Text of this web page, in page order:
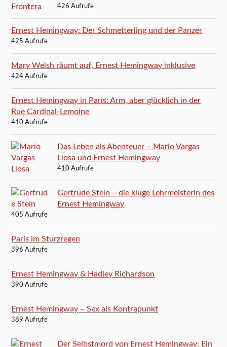
426 Aufrufe
Ernest Hemingway: Der Schmetterling und der Panzer
425 Aufrufe
Mary Welsh räumt auf, Ernest Hemingway inklusive
424 Aufrufe
Ernest Hemingway in Paris: Arm, aber glücklich in der
Rue Cardinal-Lemoine
410 Aufrufe
Das Leben als Abenteuer – Mario Vargas
Llosa und Ernest Hemingway
410 Aufrufe
Gertrude Stein – die kluge Lehrmeisterin des
Ernest Hemingway
405 Aufrufe
Paris im Sturzregen
396 Aufrufe
Ernest Hemingway & Hadley Richardson
390 Aufrufe
Ernest Hemingway – Sex als Kontrapunkt
389 Aufrufe
Der Selbstmord von Ernest Hemingway: Ein